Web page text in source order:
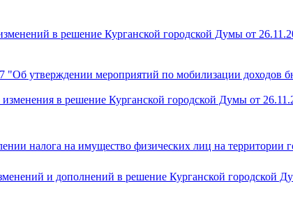
в решение Курганской городской Думы от
утверждении мероприятий по мобилизации доходов
в решение Курганской городской Думы от
налога на имущество физических лиц на территории
и дополнений в решение Курганской городской